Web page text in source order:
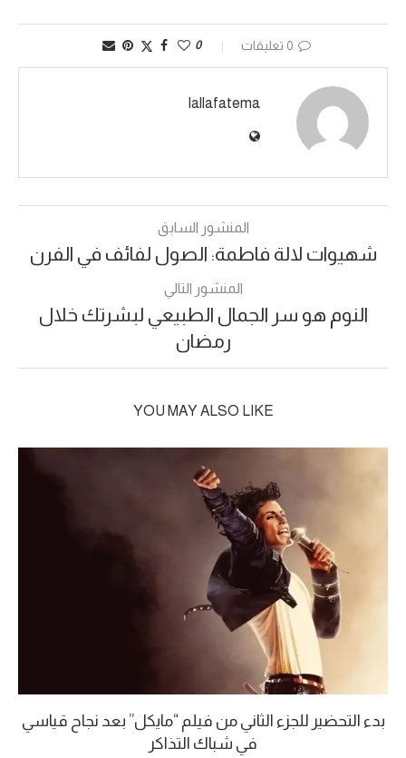
0 تعليقات 0
lallafatema
المنشور السابق
شهيوات لالة فاطمة: الصول لفائف في الفرن
المنشور التالي
النوم هو سر الجمال الطبيعي لبشرتك خلال
رمضان
YOU MAY ALSO LIKE
بدء التحضير للجزء الثاني من فيلم “مايكل” بعد نجاح قياسي
في شباك التذاكر